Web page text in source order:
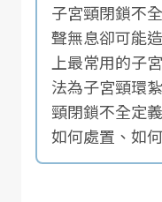
子宮頸閉鎖不
聲無息卻可能
上最常用的子
法為子宮頸環
頸閉鎖不全定
如何處置、如